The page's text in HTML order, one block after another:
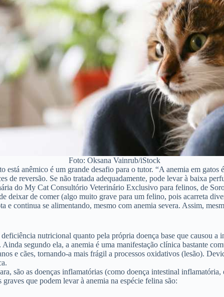
Foto: Oksana Vainrub/iStock
anêmico é um grande desafio para o tutor. “A anemia em
de reversão. Se não tratada adequadamente, pode levar à baixa
do My Cat Consultório Veterinário Exclusivo para felinos, de
deixar de comer (algo muito grave para um felino, pois acarreta
e continua se alimentando, mesmo com anemia severa. Assim,
nutricional quanto pela própria doença base que causou a
segundo ela, a anemia é uma manifestação clínica bastante
e cães, tornando-a mais frágil a processos oxidativos (lesão).
são as doenças inflamatórias (como doença intestinal
que podem levar à anemia na espécie felina são: